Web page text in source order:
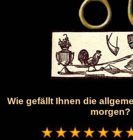
Wie gefällt Ihnen die
morgen?